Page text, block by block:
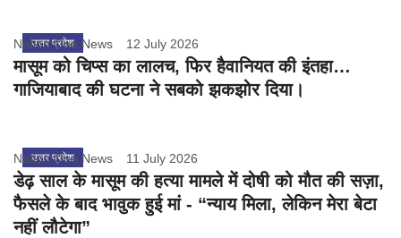
उत्तर प्रदेश
Nation One News 12 July 2026
मासूम को चिप्स का लालच, फिर हैवानियत की इंतहा…
गाजियाबाद की घटना ने सबको झकझोर दिया।
उत्तर प्रदेश
Nation One News 11 July 2026
डेढ़ साल के मासूम की हत्या मामले में दोषी को मौत की सज़ा,
फैसले के बाद भावुक हुई मां - “न्याय मिला, लेकिन मेरा बेटा
नहीं लौटेगा”